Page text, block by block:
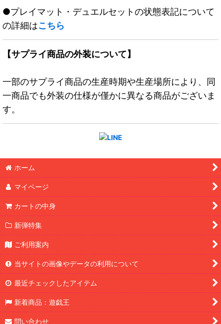
●プレイマット・デュエルセットの状態表記について
の詳細はこちら
【サプライ商品の外装について】
一部のサプライ商品の生産時期や生産場所により、同
一商品でも外装の仕様が僅かに異なる商品がございま
す。
ホーム
マイページ
カートの中身
新弾特集
ご利用案内
当サイトの画像やデータの利用について
最近チェックしたアイテム
新着商品：遊戯王
問い合わせ